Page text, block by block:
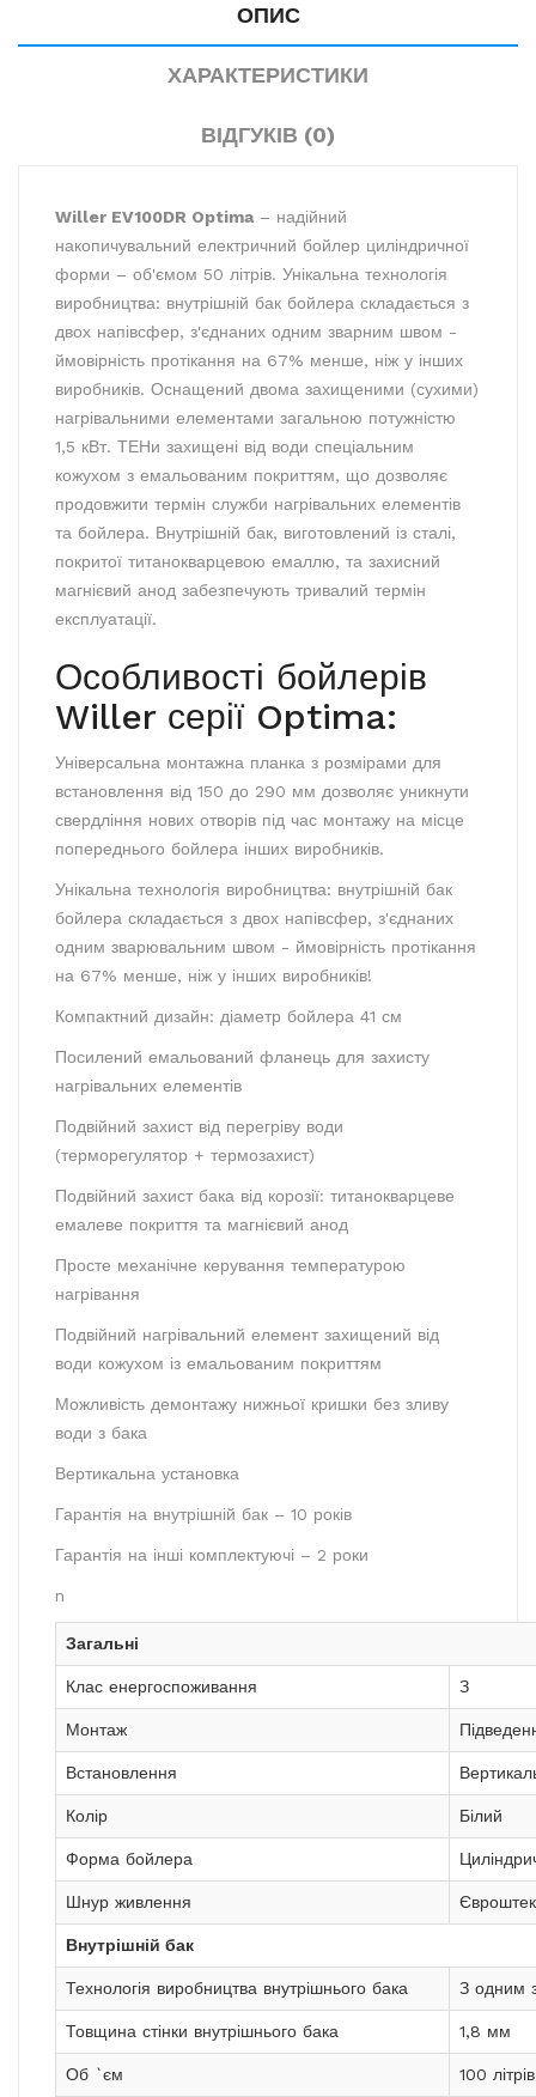
ОПИС
ХАРАКТЕРИСТИКИ
ВІДГУКІВ (0)
Willer EV100DR Optima – надійний
накопичувальний електричний бойлер циліндричної
форми – об'ємом 50 літрів. Унікальна технологія
виробництва: внутрішній бак бойлера складається з
двох напівсфер, з'єднаних одним зварним швом -
ймовірність протікання на 67% менше, ніж у інших
виробників. Оснащений двома захищеними (сухими)
нагрівальними елементами загальною потужністю
1,5 кВт. ТЕНи захищені від води спеціальним
кожухом з емальованим покриттям, що дозволяє
продовжити термін служби нагрівальних елементів
та бойлера. Внутрішній бак, виготовлений із сталі,
покритої титанокварцевою емаллю, та захисний
магнієвий анод забезпечують тривалий термін
експлуатації.
Особливості бойлерів
Willer серії Optima:
Універсальна монтажна планка з розмірами для
встановлення від 150 до 290 мм дозволяє уникнути
свердління нових отворів під час монтажу на місце
попереднього бойлера інших виробників.
Унікальна технологія виробництва: внутрішній бак
бойлера складається з двох напівсфер, з'єднаних
одним зварювальним швом - ймовірність протікання
на 67% менше, ніж у інших виробників!
Компактний дизайн: діаметр бойлера 41 см
Посилений емальований фланець для захисту
нагрівальних елементів
Подвійний захист від перегріву води
(терморегулятор + термозахист)
Подвійний захист бака від корозії: титанокварцеве
емалеве покриття та магнієвий анод
Просте механічне керування температурою
нагрівання
Подвійний нагрівальний елемент захищений від
води кожухом із емальованим покриттям
Можливість демонтажу нижньої кришки без зливу
води з бака
Вертикальна установка
Гарантія на внутрішній бак – 10 років
Гарантія на інші комплектуючі – 2 роки
n
Загальні
Клас енергоспоживання З
Монтаж
Встановлення
Колір Білий
Форма бойлера
Шнур живлення
Внутрішній бак
Технологія виробництва внутрішнього бака З одним
Товщина стінки внутрішнього бака 1,8 мм
Об `єм 100 літрів